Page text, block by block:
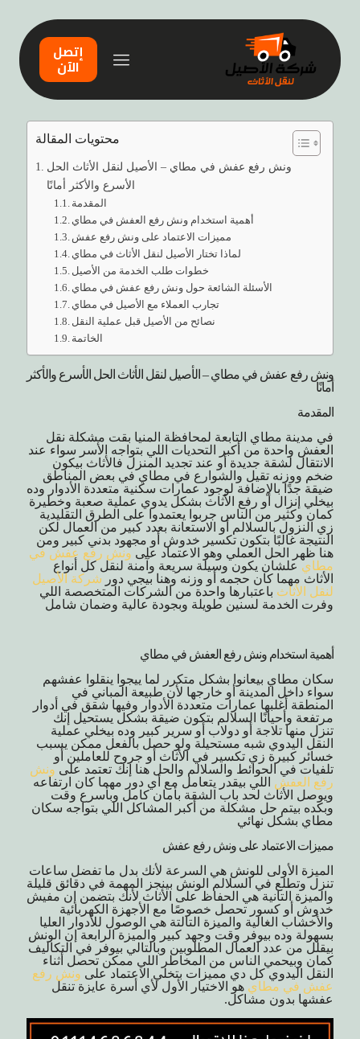
إتصل
الآن
محتويات المقالة
ونش رفع عفش في مطاي – الأصيل لنقل الأثاث الحل
الأسرع والأكثر أمانًا
المقدمة
أهمية استخدام ونش رفع العفش في مطاي
مميزات الاعتماد على ونش رفع عفش
لماذا تختار الأصيل لنقل الأثاث في مطاي
خطوات طلب الخدمة من الأصيل
الأسئلة الشائعة حول ونش رفع عفش في مطاي
تجارب العملاء مع الأصيل في مطاي
نصائح من الأصيل قبل عملية النقل
الخاتمة
ونش رفع عفش في مطاي – الأصيل لنقل الأثاث الحل الأسرع والأكثر
أمانًا
المقدمة
في مدينة مطاي التابعة لمحافظة المنيا بقت مشكلة نقل
العفش واحدة من أكبر التحديات اللي بتواجه الأسر سواء عند
الانتقال لشقة جديدة أو عند تجديد المنزل فالأثاث بيكون
ضخم ووزنه تقيل والشوارع في مطاي في بعض المناطق
ضيقة جدًا بالإضافة لوجود عمارات سكنية متعددة الأدوار وده
بيخلي إنزال أو رفع الأثاث بشكل يدوي عملية صعبة وخطيرة
كمان وكثير من الناس جربوا يعتمدوا على الطرق التقليدية
زي النزول بالسلالم أو الاستعانة بعدد كبير من العمال لكن
النتيجة غالبًا بتكون تكسير خدوش أو مجهود بدني كبير ومن
هنا ظهر الحل العملي وهو الاعتماد على ونش رفع عفش في
مطاي علشان يكون وسيلة سريعة وآمنة لنقل كل أنواع
الأثاث مهما كان حجمه أو وزنه وهنا بيجي دور شركة الأصيل
لنقل الأثاث باعتبارها واحدة من الشركات المتخصصة اللي
وفرت الخدمة لسنين طويلة وبجودة عالية وضمان شامل
أهمية استخدام ونش رفع العفش في مطاي
سكان مطاي بيعانوا بشكل متكرر لما ييجوا ينقلوا عفشهم
سواء داخل المدينة أو خارجها لأن طبيعة المباني في
المنطقة أغلبها عمارات متعددة الأدوار وفيها شقق في أدوار
مرتفعة وأحيانًا السلالم بتكون ضيقة بشكل يستحيل إنك
تنزل منها تلاجة أو دولاب أو سرير كبير وده بيخلي عملية
النقل اليدوي شبه مستحيلة ولو حصل بالفعل ممكن يسبب
خسائر كبيرة زي تكسير في الأثاث أو جروح للعاملين أو
تلفيات في الحوائط والسلالم والحل هنا إنك تعتمد على ونش
رفع العفش اللي بيقدر يتعامل مع أي دور مهما كان ارتفاعه
ويوصل الأثاث لحد باب الشقة بأمان كامل وبأسرع وقت
وبكده بيتم حل مشكلة من أكبر المشاكل اللي بتواجه سكان
مطاي بشكل نهائي
مميزات الاعتماد على ونش رفع عفش
الميزة الأولى للونش هي السرعة لأنك بدل ما تفضل ساعات
تنزل وتطلع في السلالم الونش بينجز المهمة في دقائق قليلة
والميزة التانية هي الحفاظ على الأثاث لأنك بتضمن إن مفيش
خدوش أو كسور تحصل خصوصًا مع الأجهزة الكهربائية
والأخشاب الغالية والميزة التالتة هي الوصول للأدوار العليا
بسهولة وده بيوفر وقت وجهد كبير والميزة الرابعة إن الونش
بيقلل من عدد العمال المطلوبين وبالتالي بيوفر في التكاليف
كمان وبيحمي الناس من المخاطر اللي ممكن تحصل أثناء
النقل اليدوي كل دي مميزات بتخلي الاعتماد على ونش رفع
عفش في مطاي هو الاختيار الأول لأي أسرة عايزة تنقل
عفشها بدون مشاكل.